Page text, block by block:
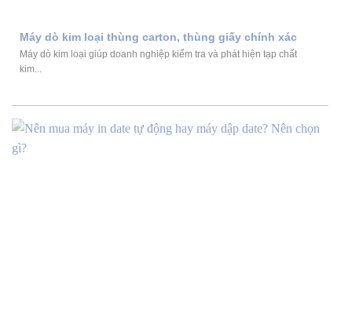
Máy dò kim loại thùng carton, thùng giấy chính xác
Máy dò kim loại giúp doanh nghiệp kiểm tra và phát hiện tạp chất
kim...